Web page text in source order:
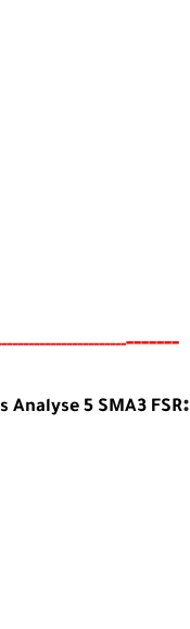
---------------
Analyse 5 SMA3 FSR: